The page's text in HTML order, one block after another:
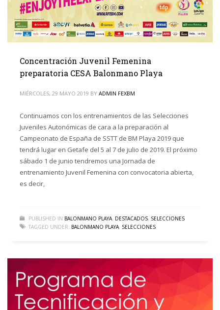
Concentración Juvenil Femenina
preparatoria CESA Balonmano Playa
MIÉRCOLES, 29 MAYO 2019 BY ADMIN FEXBM
Continuamos con los entrenamientos de las Selecciones
Juveniles Autonómicas de cara a la preparación al
Campeonato de España de SSTT de BM Playa 2019 que
tendrá lugar en Getafe del 5 al 7 de julio de 2019. El próximo
sábado 1 de junio tendremos una Jornada de
entrenamiento Juvenil Femenina con convocatoria abierta,
es decir,
PUBLISHED IN BALONMANO PLAYA, DESTACADOS, SELECCIONES
TAGGED UNDER: BALONMANO PLAYA, SELECCIONES